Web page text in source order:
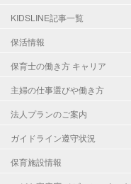
KIDSLINE記事一覧
保活情報
保育士の働き方 キャリア
主婦の仕事選びや働き方
法人プランのご案内
ガイドライン遵守状況
保育施設情報